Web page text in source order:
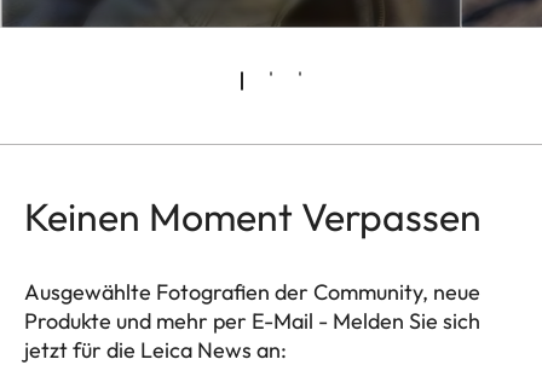
Keinen Moment Verpassen
Ausgewählte Fotografien der Community, neue
Produkte und mehr per E-Mail - Melden Sie sich
jetzt für die Leica News an: